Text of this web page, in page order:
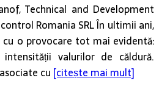
Technical and Development
Romania SRL În ultimii ani,
o provocare tot mai evidentă:
valurilor de căldură.
cu [citește mai mult]